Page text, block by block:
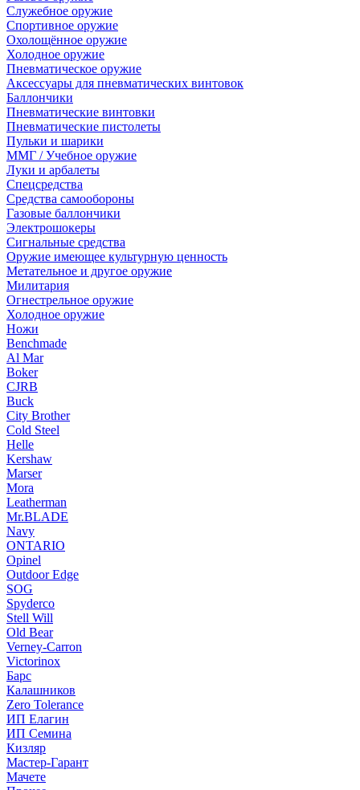
Служебное оружие
Спортивное оружие
Охолощённое оружие
Холодное оружие
Пневматическое оружие
Аксессуары для пневматических винтовок
Баллончики
Пневматические винтовки
Пневматические пистолеты
Пульки и шарики
ММГ / Учебное оружие
Луки и арбалеты
Спецсредства
Средства самообороны
Газовые баллончики
Электрошокеры
Сигнальные средства
Оружие имеющее культурную ценность
Метательное и другое оружие
Милитария
Огнестрельное оружие
Холодное оружие
Ножи
Benchmade
Al Mar
Boker
CJRB
Buck
City Brother
Cold Steel
Helle
Kershaw
Marser
Mora
Leatherman
Mr.BLADE
Navy
ONTARIO
Opinel
Outdoor Edge
SOG
Spyderco
Stell Will
Old Bear
Verney-Carron
Victorinox
Барс
Калашников
Zero Tolerance
ИП Елагин
ИП Семина
Кизляр
Мастер-Гарант
Мачете